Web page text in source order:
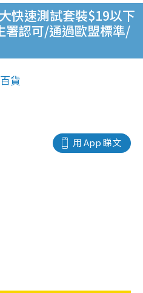
快速測試套裝$19以下
署認可/通過歐盟標準/
貨
用 App 睇文